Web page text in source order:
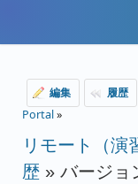
編集
履歴
Portal»
リモート（演
歴 » バージョ